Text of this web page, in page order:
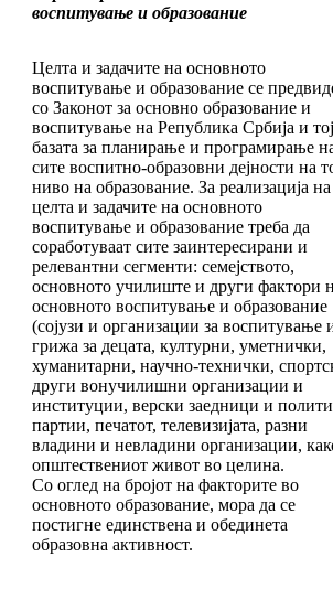
воспитување и образование
Целта и задачите на основното
воспитување и образование се
со Законот за основно образование и
воспитување на Република Србија и
базата за планирање и програмирање
сите воспитно-образовни дејности на
ниво на образование. За реализација на
целта и задачите на основното
воспитување и образование треба да
соработуваат сите заинтересирани и
релевантни сегменти: семејството,
основното училиште и други фактори
основното воспитување и образование
(сојузи и организации за воспитување
грижа за децата, културни, уметнички,
хуманитарни, научно-технички,
други вонучилишни организации и
институции, верски заедници и
партии, печатот, телевизијата, разни
владини и невладини организации,
општествениот живот во целина.
Со оглед на бројот на факторите во
основното образование, мора да се
постигне единствена и обединета
образовна активност.